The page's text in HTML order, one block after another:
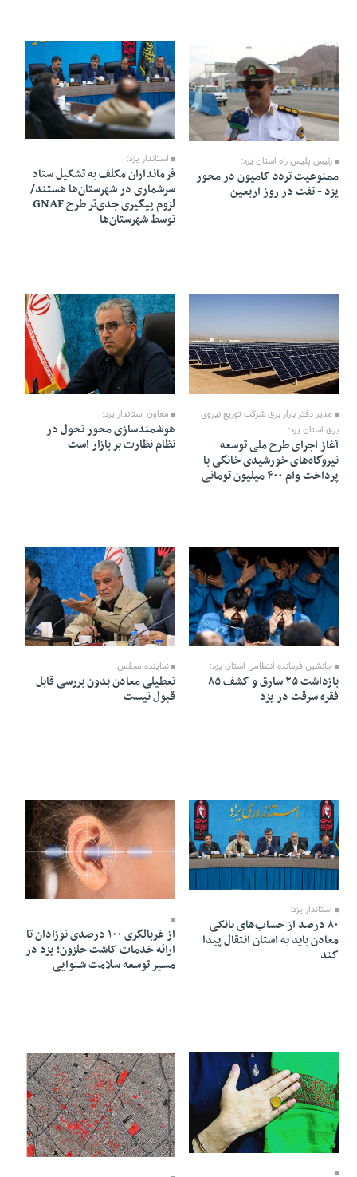
رئیس پلیس راه استان یزد:
ممنوعیت تردد کامیون در محور
یزد - تفت در روز اربعین
11 Mordad 1405 - 07:55
استاندار یزد:
فرمانداران مکلف به تشکیل ستاد
سرشماری در شهرستان‌ها هستند/
لزوم پیگیری جدی‌تر طرح GNAF
توسط شهرستان‌ها
10 Mordad 1405 - 22:09
مدیر دفتر بازار برق شرکت توزیع نیروی
برق استان یزد:
آغاز اجرای طرح ملی توسعه
نیروگاه‌های خورشیدی خانگی با
پرداخت وام ۴۰۰ میلیون تومانی
معاون استاندار یزد:
هوشمندسازی محور تحول در
نظام نظارت بر بازار است
10 Mordad 1405 - 22:01
جانشین فرمانده انتظامی استان یزد:
بازداشت ۲۵ سارق و کشف ۸۵
فقره سرقت در یزد
10 Mordad 1405 - 21:58
نماینده مجلس:
تعطیلی معادن بدون بررسی قابل
قبول نیست
استاندار یزد:
۸۰ درصد از حساب‌های بانکی
معادن باید به استان انتقال پیدا
کند
از غربالگری ۱۰۰ درصدی نوزادان تا
ارائه خدمات کاشت حلزون؛ یزد در
مسیر توسعه سلامت شنوایی
10 Mordad 1405 - 21:54
10 Mordad 1405 - 21:51